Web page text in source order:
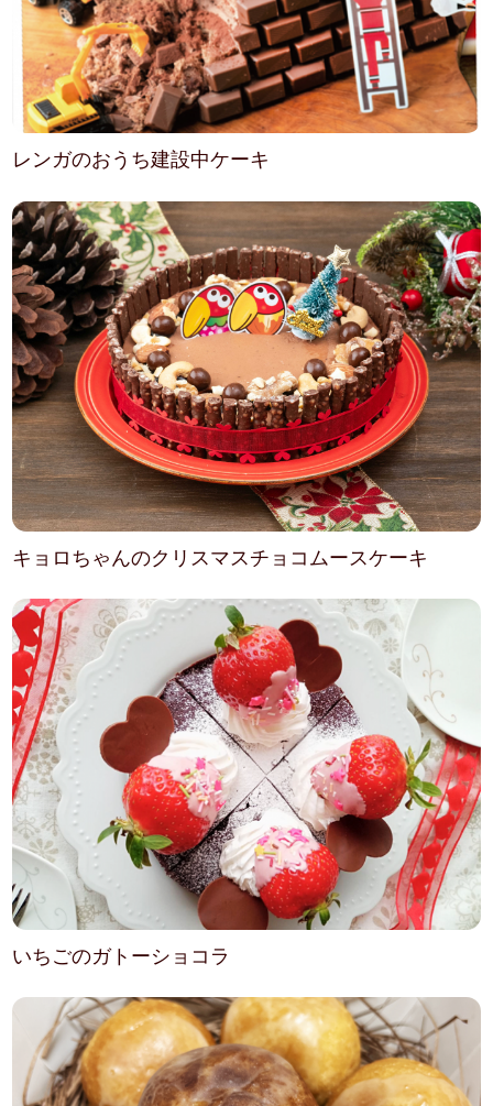
レンガのおうち建設中ケーキ
キョロちゃんのクリスマスチョコムースケーキ
いちごのガトーショコラ